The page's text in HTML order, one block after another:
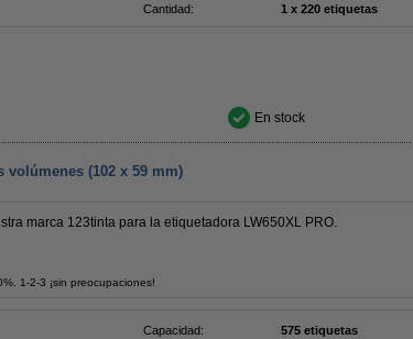
Cantidad: 1 x 220 etiquetas
En stock
volúmenes (102 x 59 mm)
marca 123tinta para la etiquetadora LW650XL PRO.
1-2-3 ¡sin preocupaciones!
Capacidad:
575 etiquetas